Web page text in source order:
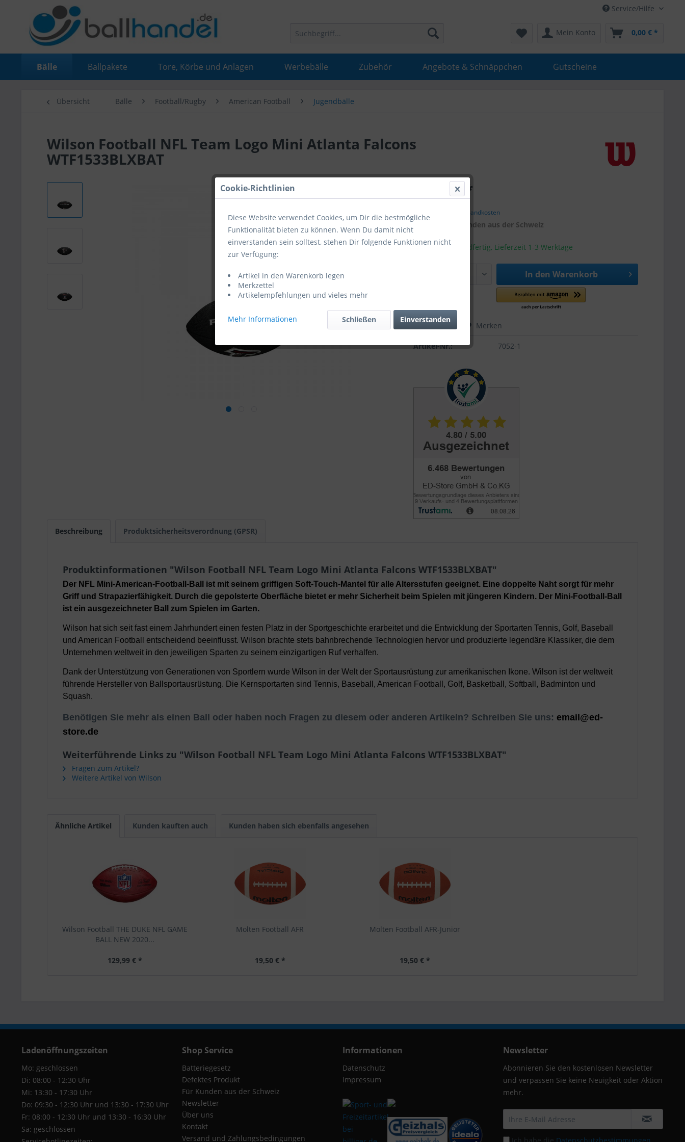
Service/Hilfe
Mein Konto 0,00 € *
Bälle Ballpakete Tore, Körbe und Anlagen Werbebälle Zubehör Angebote & Schnäppchen Gutscheine
Übersicht Bälle Football/Rugby American Football Jugendbälle
Wilson Football NFL Team Logo Mini Atlanta Falcons
WTF1533BLXBAT
15,15 € *
inkl. Versandkosten
Kunden aus der Schweiz
Sofort versandfertig, Lieferzeit 1-3 Werktage
In den Warenkorb
Vergleichen Merken
Artikel-Nr.: 7052-1
Beschreibung Produktsicherheitsverordnung (GPSR)
Produktinformationen "Wilson Football NFL Team Logo Mini Atlanta Falcons WTF1533BLXBAT"
Der NFL Mini-American-Football-Ball ist mit seinem griffigen Soft-Touch-Mantel für alle Altersstufen geeignet. Eine doppelte Naht sorgt für mehr
Griff und Strapazierfähigkeit. Durch die gepolsterte Oberfläche bietet er mehr Sicherheit beim Spielen mit jüngeren Kindern. Der Mini-Football-Ball
ist ein ausgezeichneter Ball zum Spielen im Garten.
Wilson hat sich seit fast einem Jahrhundert einen festen Platz in der Sportgeschichte erarbeitet und die Entwicklung der Sportarten Tennis, Golf, Baseball
und American Football entscheidend beeinflusst. Wilson brachte stets bahnbrechende Technologien hervor und produzierte legendäre Klassiker, die dem
Unternehmen weltweit in den jeweiligen Sparten zu seinem einzigartigen Ruf verhalfen.
Dank der Unterstützung von Generationen von Sportlern wurde Wilson in der Welt der Sportausrüstung zur amerikanischen Ikone. Wilson ist der weltweit
führende Hersteller von Ballsportausrüstung. Die Kernsportarten sind Tennis, Baseball, American Football, Golf, Basketball, Softball, Badminton und
Squash.
Benötigen Sie mehr als einen Ball oder haben noch Fragen zu diesem oder anderen Artikeln? Schreiben Sie uns: email@ed-
store.de
Weiterführende Links zu "Wilson Football NFL Team Logo Mini Atlanta Falcons WTF1533BLXBAT"
Fragen zum Artikel?
Weitere Artikel von Wilson
Ähnliche Artikel Kunden kauften auch Kunden haben sich ebenfalls angesehen
Wilson Football THE DUKE NFL GAME
BALL NEW 2020...
129,99 € *
Molten Football AFR
19,50 € *
Molten Football AFR-Junior
19,50 € *
Ladenöffnungszeiten
Mo: geschlossen
Di: 08:00 - 12:30 Uhr
Mi: 13:30 - 17:30 Uhr
Do: 09:30 - 12:30 Uhr und 13:30 - 17:30 Uhr
Fr: 08:00 - 12:30 Uhr und 13:30 - 16:30 Uhr
Sa: geschlossen
Shop Service
Batteriegesetz
Defektes Produkt
Für Kunden aus der Schweiz
Newsletter
Über uns
Kontakt
Versand und Zahlungsbedingungen
Informationen
Datenschutz
Impressum
Newsletter
Abonnieren Sie den kostenlosen Newsletter
und verpassen Sie keine Neuigkeit oder Aktion
mehr.
Cookie-Richtlinien
Diese Website verwendet Cookies, um Dir die bestmögliche
Funktionalität bieten zu können. Wenn Du damit nicht
einverstanden sein solltest, stehen Dir folgende Funktionen nicht
zur Verfügung:
Artikel in den Warenkorb legen
Merkzettel
Artikelempfehlungen und vieles mehr
Mehr Informationen Einverstanden
Schließen